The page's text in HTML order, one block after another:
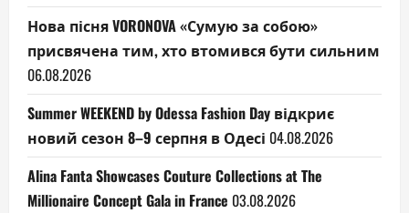
Нова пісня VORONOVA «Сумую за собою»
присвячена тим, хто втомився бути сильним
06.08.2026
Summer WEEKEND by Odessa Fashion Day відкриє
новий сезон 8–9 серпня в Одесі 04.08.2026
Alina Fanta Showcases Couture Collections at The
Millionaire Concept Gala in France 03.08.2026